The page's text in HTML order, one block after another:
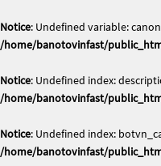
Notice: Undefined variable:
/home/banotovinfast/
Notice: Undefined index:
/home/banotovinfast/
Notice: Undefined index:
/home/banotovinfast/